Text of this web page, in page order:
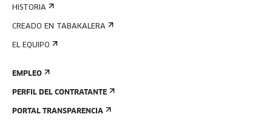
HISTORIA
CREADO EN TABAKALERA
EL EQUIPO
EMPLEO
PERFIL DEL CONTRATANTE
PORTAL TRANSPARENCIA